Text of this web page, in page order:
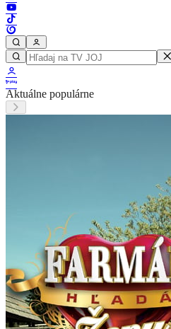
Aktuálne populárne